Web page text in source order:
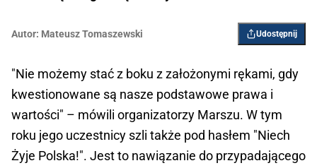
Autor: Mateusz Tomaszewski Udostępnij
"Nie możemy stać z boku z założonymi rękami, gdy
kwestionowane są nasze podstawowe prawa i
wartości" – mówili organizatorzy Marszu. W tym
roku jego uczestnicy szli także pod hasłem "Niech
Żyje Polska!". Jest to nawiązanie do przypadającego